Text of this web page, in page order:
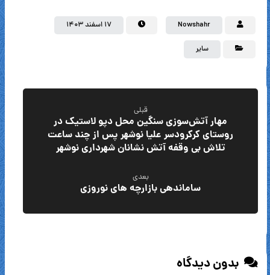
Nowshahr ۱۷ اسفند ۱۴۰۳
سایر
قبلی
مهار آتش‌سوزی سنگین محل دپو لاستیک در
روستای کرکرودسر علیا نوشهر پس از چند ساعت
تلاش بی وقفه آتش نشانان شهرداری نوشهر
بعدی
ساماندهی بازارچه های نوروزی
بدون دیدگاه